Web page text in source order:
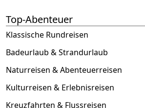
Top-Abenteuer
Klassische Rundreisen
Badeurlaub & Strandurlaub
Naturreisen & Abenteuerreisen
Kulturreisen & Erlebnisreisen
Kreuzfahrten & Flussreisen